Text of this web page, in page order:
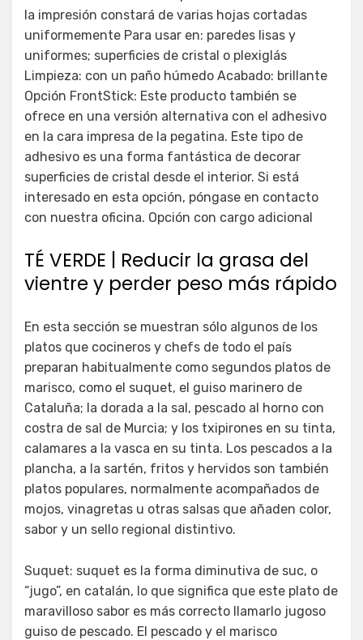
la impresión constará de varias hojas cortadas
uniformemente Para usar en: paredes lisas y
uniformes; superficies de cristal o plexiglás
Limpieza: con un paño húmedo Acabado: brillante
Opción FrontStick: Este producto también se
ofrece en una versión alternativa con el adhesivo
en la cara impresa de la pegatina. Este tipo de
adhesivo es una forma fantástica de decorar
superficies de cristal desde el interior. Si está
interesado en esta opción, póngase en contacto
con nuestra oficina. Opción con cargo adicional
TÉ VERDE | Reducir la grasa del
vientre y perder peso más rápido
En esta sección se muestran sólo algunos de los
platos que cocineros y chefs de todo el país
preparan habitualmente como segundos platos de
marisco, como el suquet, el guiso marinero de
Cataluña; la dorada a la sal, pescado al horno con
costra de sal de Murcia; y los txipirones en su tinta,
calamares a la vasca en su tinta. Los pescados a la
plancha, a la sartén, fritos y hervidos son también
platos populares, normalmente acompañados de
mojos, vinagretas u otras salsas que añaden color,
sabor y un sello regional distintivo.
Suquet: suquet es la forma diminutiva de suc, o
“jugo”, en catalán, lo que significa que este plato de
maravilloso sabor es más correcto llamarlo jugoso
guiso de pescado. El pescado y el marisco